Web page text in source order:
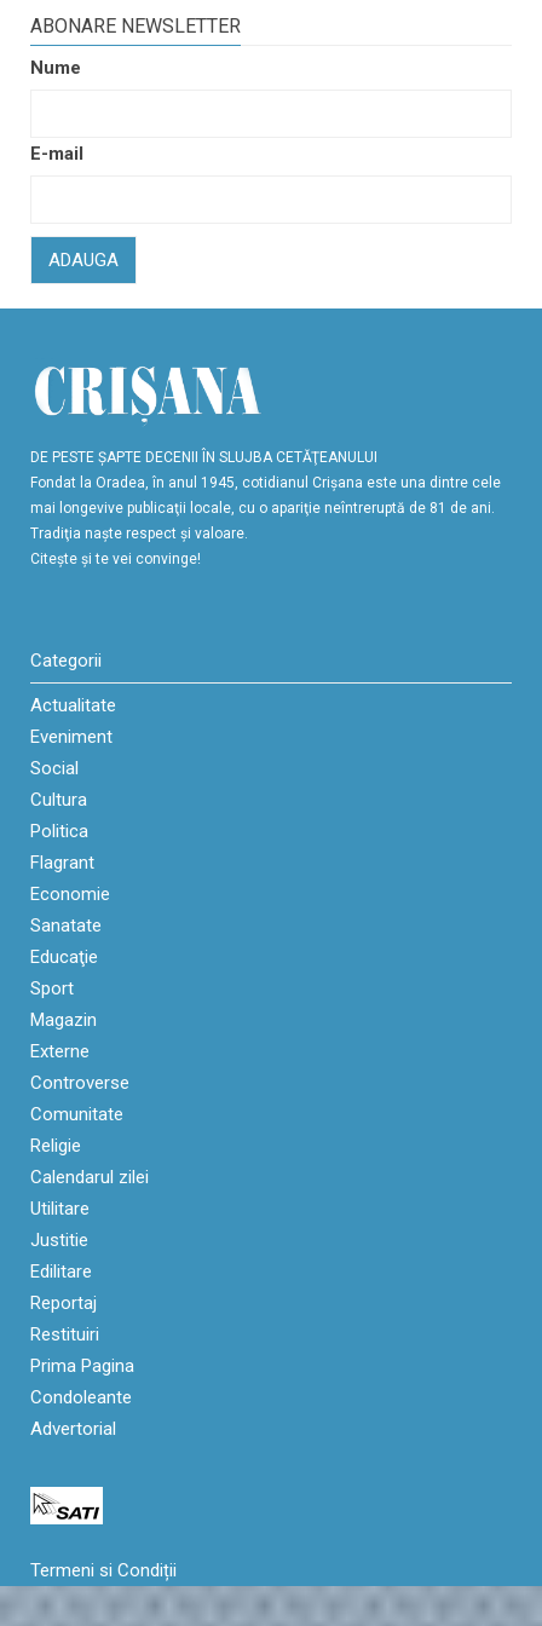
ABONARE NEWSLETTER
Nume
E-mail
ADAUGA
DE PESTE ŞAPTE DECENII ÎN SLUJBA CETĂŢEANULUI
Fondat la Oradea, în anul 1945, cotidianul Crişana este una dintre cele
mai longevive publicaţii locale, cu o apariţie neîntreruptă de 81 de ani.
Tradiţia naşte respect şi valoare.
Citeşte şi te vei convinge!
Categorii
Actualitate
Eveniment
Social
Cultura
Politica
Flagrant
Economie
Sanatate
Educaţie
Sport
Magazin
Externe
Controverse
Comunitate
Religie
Calendarul zilei
Utilitare
Justitie
Edilitare
Reportaj
Restituiri
Prima Pagina
Condoleante
Advertorial
Termeni si Condiții